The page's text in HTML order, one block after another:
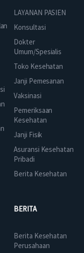
LAYANAN PASIEN
Konsultasi
Dokter
Umum/Spesialis
Toko Kesehatan
Janji Pemesanan
Vaksinasi
Pemeriksaan
Kesehatan
Janji Fisik
Asuransi Kesehatan
Pribadi
Berita Kesehatan
BERITA
Berita Kesehatan
Perusahaan